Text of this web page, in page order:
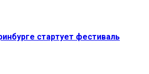
стартует фестиваль